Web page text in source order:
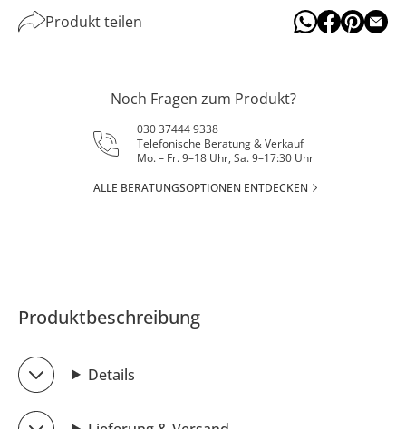
Produkt teilen
Noch Fragen zum Produkt?
030 37444 9338
Telefonische Beratung & Verkauf
Mo. – Fr. 9–18 Uhr, Sa. 9–17:30 Uhr
ALLE BERATUNGSOPTIONEN ENTDECKEN
Produktbeschreibung
Details